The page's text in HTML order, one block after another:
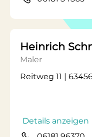
Heinrich
Maler
Reitweg 11 |
Details anzeigen